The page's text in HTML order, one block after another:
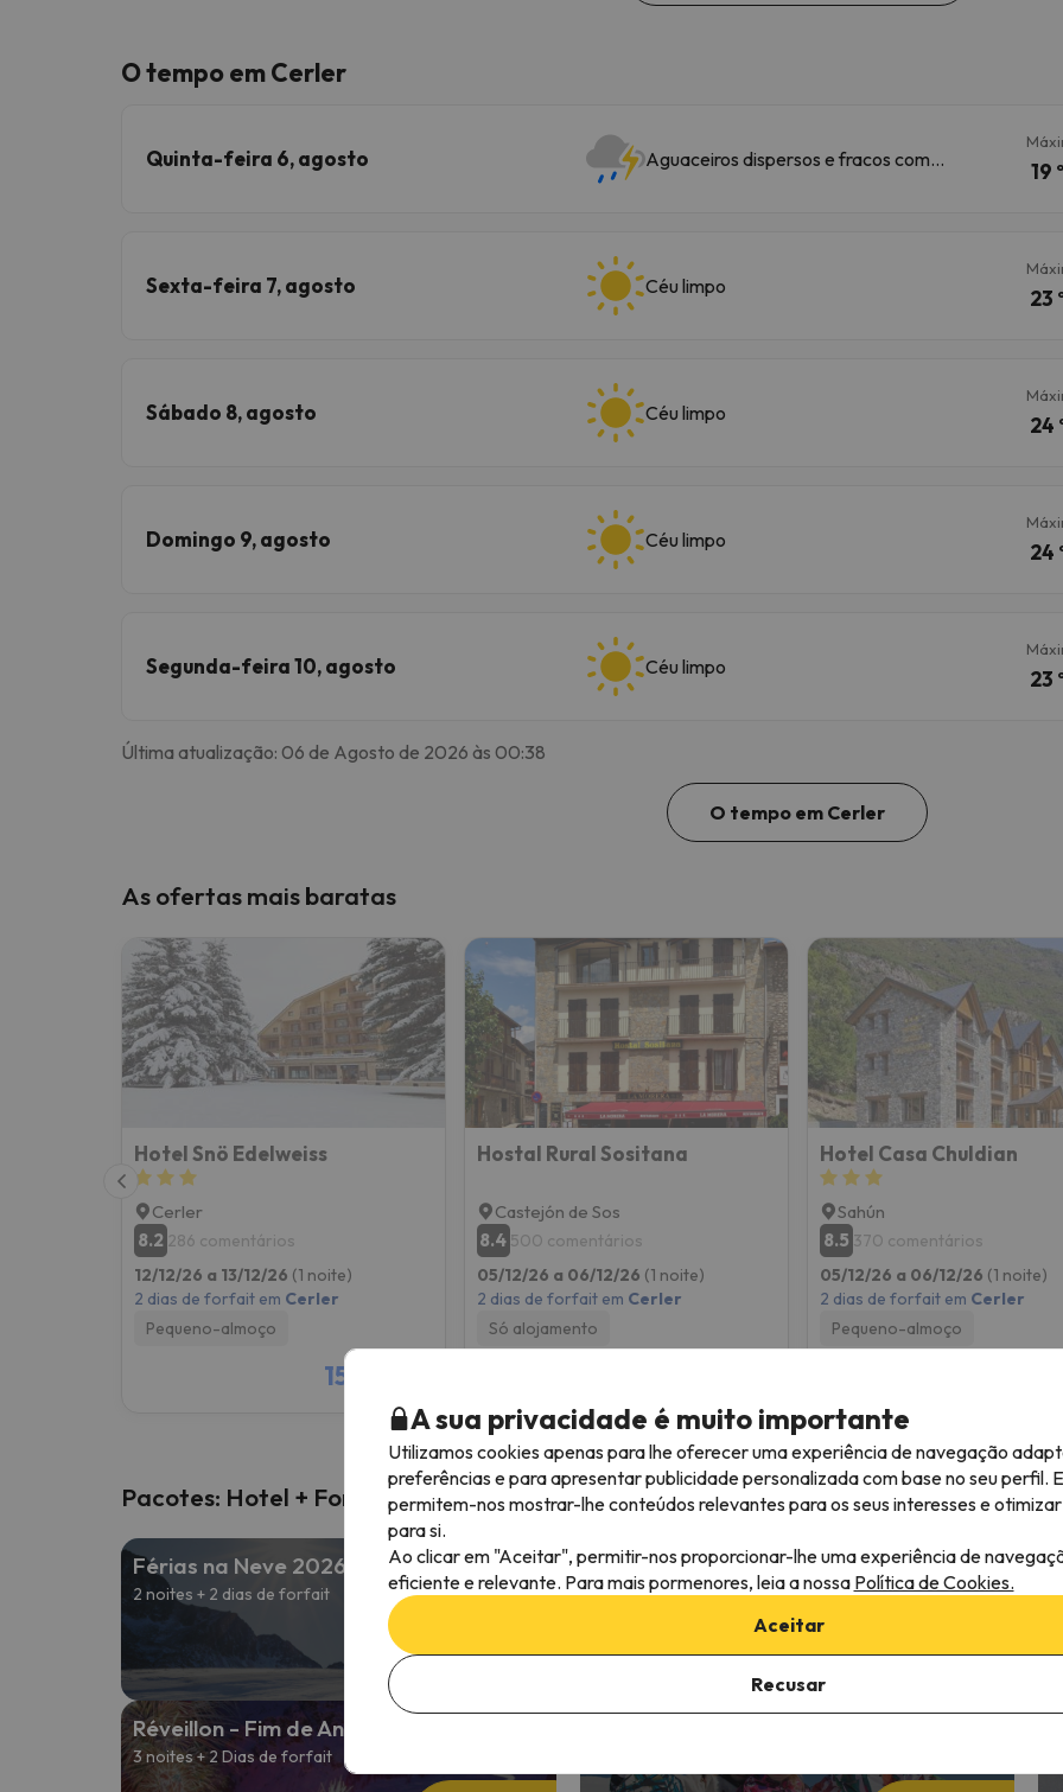
O tempo em Cerler
Quinta-feira 6, agosto
Aguaceiros dispersos e fracos com
19
Sexta-feira 7, agosto Céu limpo
23
Sábado 8, agosto Céu limpo
24
Domingo 9, agosto Céu limpo
24
Segunda-feira 10, agosto Céu limpo
23
Última atualização: 06 de Agosto de 2026 às 00:38
O tempo em Cerler
As ofertas mais baratas
Hotel Snö Edelweiss
Cerler
8.2 286 comentários
12/12/26 a 13/12/26 (1 noite)
2 dias de forfait em Cerler
Pequeno-almoço
156 €
Hostal Rural Sositana
Castejón de Sos
8.4 500 comentários
05/12/26 a 06/12/26 (1 noite)
2 dias de forfait em Cerler
Só alojamento
Hotel Casa Chuldian
Sahún
8.5 370 comentários
05/12/26 a 06/12/26 (1 noite)
2 dias de forfait em Cerler
Pequeno-almoço
Pacotes: Hotel + Forfait
Férias na Neve 2026/2027
2 noites + 2 dias de forfait
Férias na Neve Carnaval
2 noites + 2 Dias de forfait
Réveillon - Fim de Ano
3 noites + 2 Dias de forfait
A sua privacidade é muito importante
Utilizamos cookies apenas para lhe oferecer uma experiência de navegação
preferências e para apresentar publicidade personalizada com base no seu perfil.
permitem-nos mostrar-lhe conteúdos relevantes para os seus interesses e
para si.
Ao clicar em "Aceitar", permitir-nos proporcionar-lhe uma experiência de
eficiente e relevante. Para mais pormenores, leia a nossa Política de Cookies.
Aceitar
Recusar